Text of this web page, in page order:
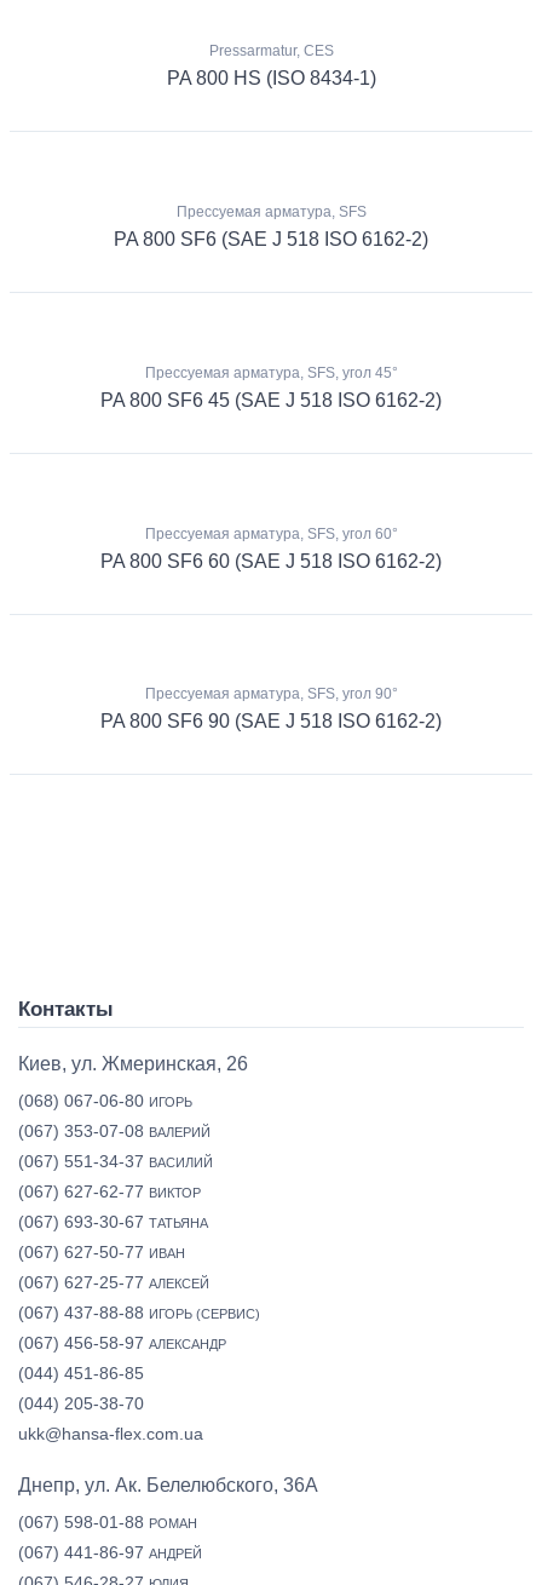
Pressarmatur, CES
PA 800 HS (ISO 8434-1)
Прессуемая арматура, SFS
PA 800 SF6 (SAE J 518 ISO 6162-2)
Прессуемая арматура, SFS, угол 45°
PA 800 SF6 45 (SAE J 518 ISO 6162-2)
Прессуемая арматура, SFS, угол 60°
PA 800 SF6 60 (SAE J 518 ISO 6162-2)
Прессуемая арматура, SFS, угол 90°
PA 800 SF6 90 (SAE J 518 ISO 6162-2)
Контакты
Киев, ул. Жмеринская, 26
(068) 067-06-80 ИГОРЬ
(067) 353-07-08 ВАЛЕРИЙ
(067) 551-34-37 ВАСИЛИЙ
(067) 627-62-77 ВИКТОР
(067) 693-30-67 ТАТЬЯНА
(067) 627-50-77 ИВАН
(067) 627-25-77 АЛЕКСЕЙ
(067) 437-88-88 ИГОРЬ (СЕРВИС)
(067) 456-58-97 АЛЕКСАНДР
(044) 451-86-85
(044) 205-38-70
ukk@hansa-flex.com.ua
Днепр, ул. Ак. Белелюбского, 36А
(067) 598-01-88 РОМАН
(067) 441-86-97 АНДРЕЙ